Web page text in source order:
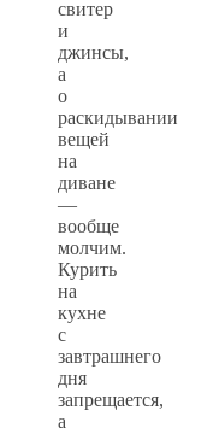
свитер
и
джинсы,
а
о
раскидывании
вещей
на
диване
—
вообще
молчим.
Курить
на
кухне
с
завтрашнего
дня
запрещается,
а